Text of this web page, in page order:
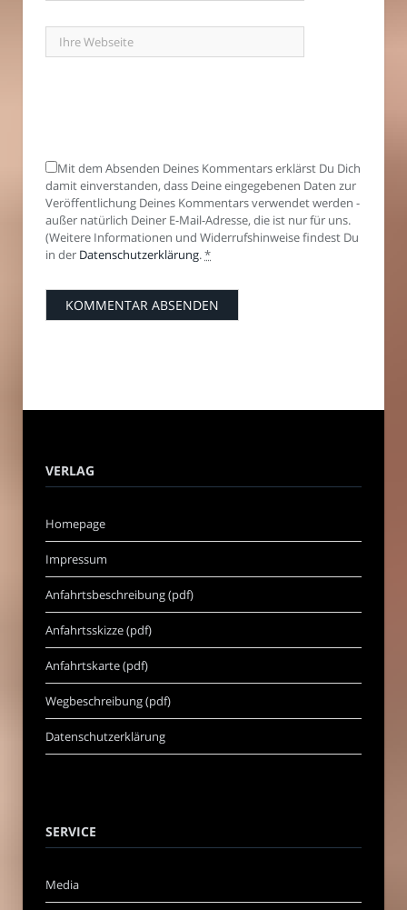
Mit dem Absenden Deines Kommentars erklärst Du Dich
damit einverstanden, dass Deine eingegebenen Daten zur
Veröffentlichung Deines Kommentars verwendet werden -
außer natürlich Deiner E-Mail-Adresse, die ist nur für uns.
(Weitere Informationen und Widerrufshinweise findest Du
in der Datenschutzerklärung.*
VERLAG
Homepage
Impressum
Anfahrtsbeschreibung (pdf)
Anfahrtsskizze (pdf)
Anfahrtskarte (pdf)
Wegbeschreibung (pdf)
Datenschutzerklärung
SERVICE
Media